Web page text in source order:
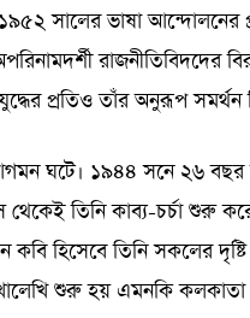
১৯৫২ সালের ভাষা আন্দোলনের
রাজনীতিবিদদের
প্রতিও তাঁর অনুরূপ সমর্থন
ঘটে। ১৯৪৪ সনে ২৬
তিনি কাব্য-চর্চা শুরু
কবি হিসেবে তিনি সকলের
শুরু হয় এমনকি কলকাতা